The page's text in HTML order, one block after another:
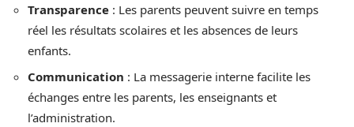
Transparence : Les parents peuvent suivre en temps
réel les résultats scolaires et les absences de leurs
enfants.
Communication : La messagerie interne facilite les
échanges entre les parents, les enseignants et
l’administration.